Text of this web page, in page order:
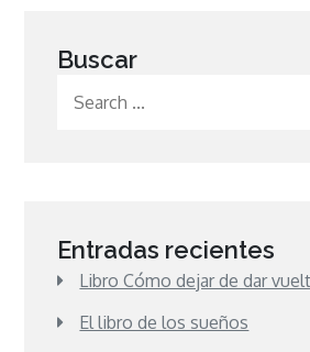
Buscar
Entradas recientes
Libro Cómo dejar de dar
El libro de los sueños